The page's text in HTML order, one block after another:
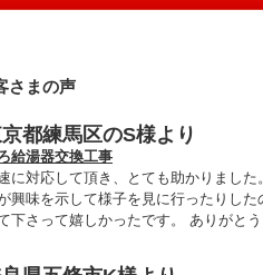
さまの声
都練馬区のS様より
給湯器交換工事
に対応して頂き、とても助かりました
興味を示して様子を見に行ったりした
下さって嬉しかったです。 ありがとう